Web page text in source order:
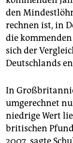
den
rechnen ist, in
die
sich der
Deutschlands
In
umgerechnet
niedrige Wert
britischen